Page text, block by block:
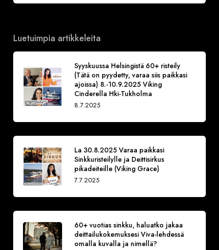
Luetuimpia artikkeleita
Syyskuussa Helsingistä 60+ risteily
(Tätä on pyydetty, varaa siis paikkasi
ajoissa) 8.-10.9.2025 Viking
Cinderella Hki-Tukholma
8.7.2025
La 30.8.2025 Varaa paikkasi
Sinkkuristeilylle ja Deittisirkus
pikadeiteille (Viking Grace)
7.7.2025
60+ vuotias sinkku, haluatko jakaa
deittailukokemuksesi Viva-lehdessä
omalla kuvalla ja nimellä?